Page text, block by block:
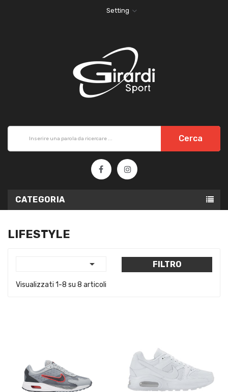
Setting
Cerca
CATEGORIA
LIFESTYLE
 FILTRO
Visualizzati 1-8 su 8 articoli